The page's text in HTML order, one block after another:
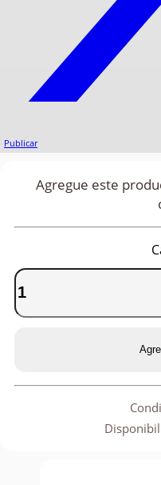
Publicar
Agregue este